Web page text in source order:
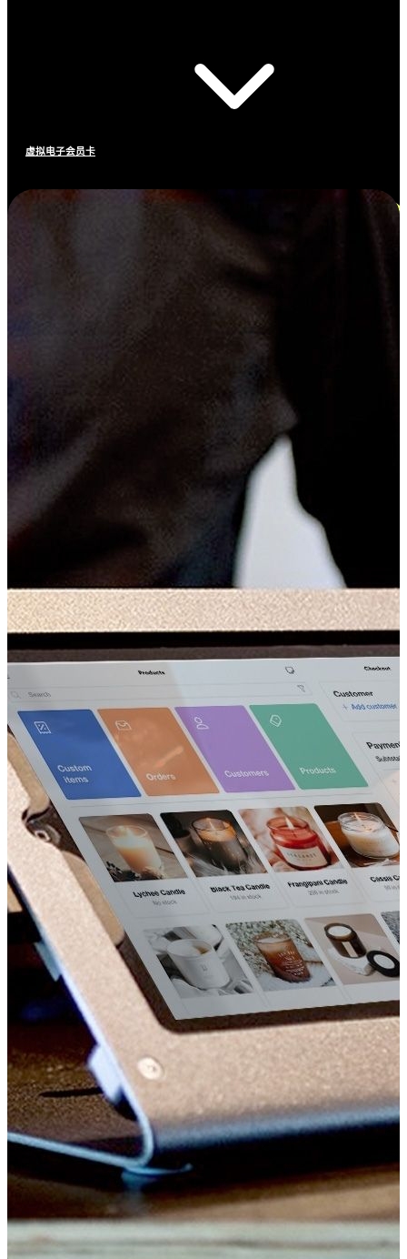
虚拟电子会员卡